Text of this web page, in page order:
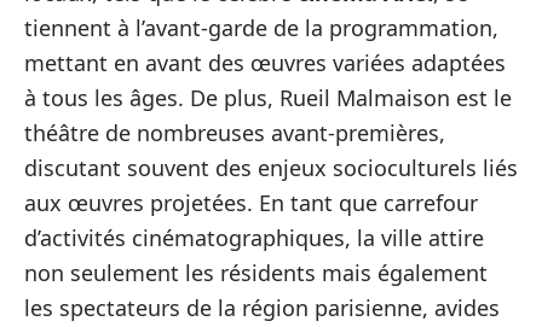
tiennent à l’avant-garde de la programmation,
mettant en avant des œuvres variées adaptées
à tous les âges. De plus, Rueil Malmaison est le
théâtre de nombreuses avant-premières,
discutant souvent des enjeux socioculturels liés
aux œuvres projetées. En tant que carrefour
d’activités cinématographiques, la ville attire
non seulement les résidents mais également
les spectateurs de la région parisienne, avides